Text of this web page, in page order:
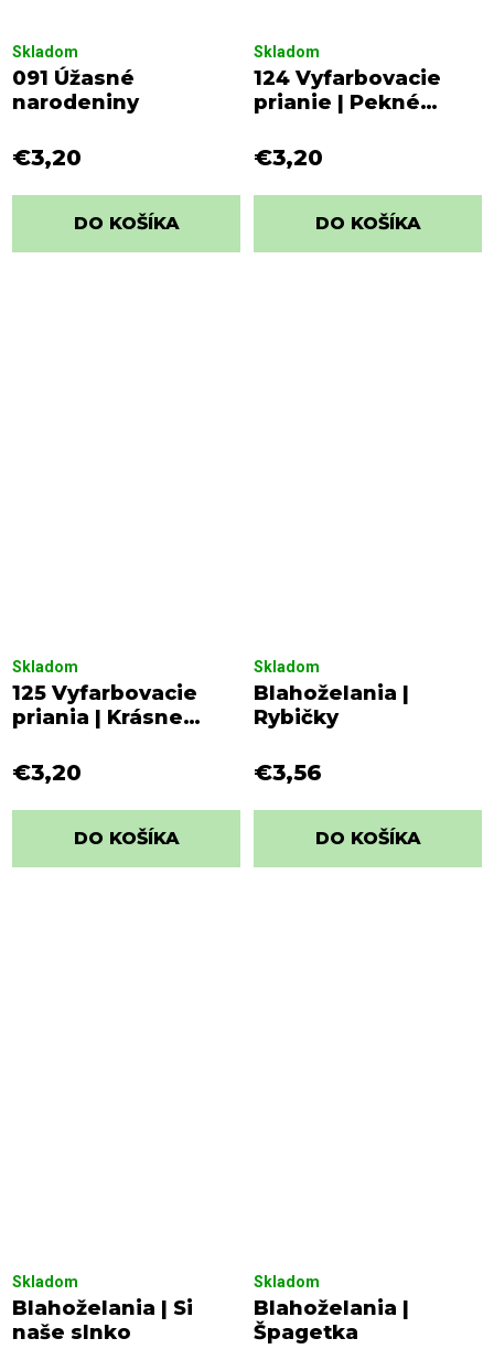
091 Úžasné
narodeniny
Skladom
€3,20
DO KOŠÍKA
124 Vyfarbovacie
prianie | Pekné
Skladom
€3,20
DO KOŠÍKA
125 Vyfarbovacie
priania | Krásne
Skladom
€3,20
DO KOŠÍKA
Blahoželania |
Rybičky
Skladom
€3,56
DO KOŠÍKA
Blahoželania | Si
naše slnko
Skladom
Blahoželania |
Špagetka
Skladom